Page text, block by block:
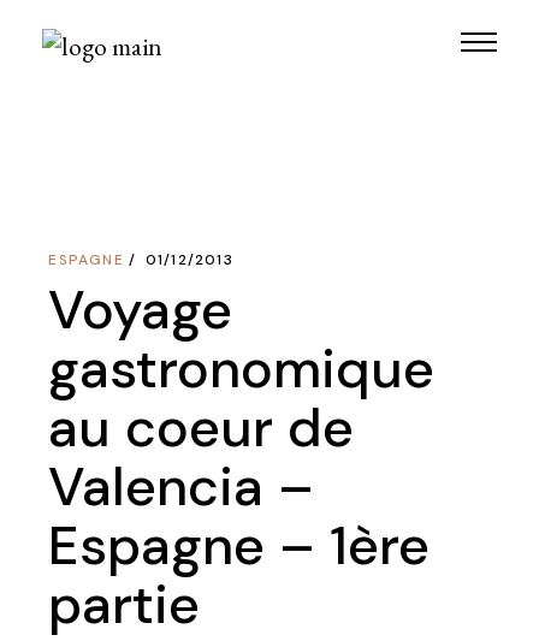
ESPAGNE 01/12/2013
Voyage
gastronomique
au coeur de
Valencia –
Espagne – 1ère
partie